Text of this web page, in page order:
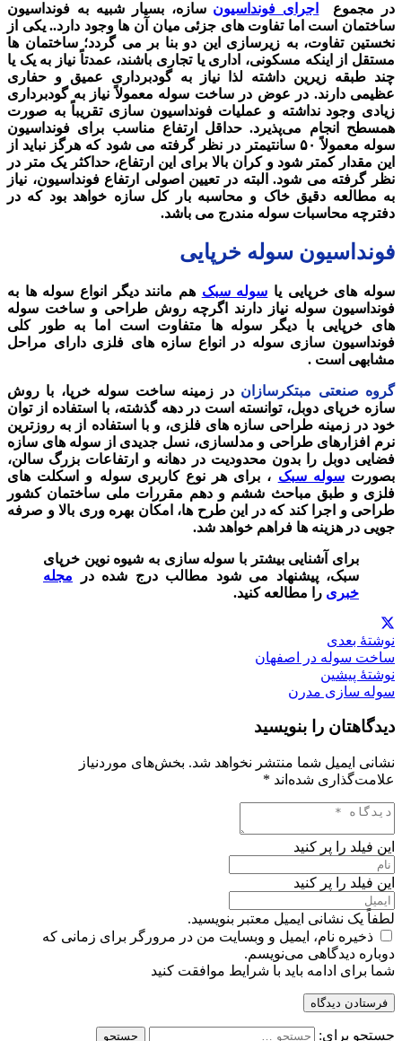
در مجموع اجرای فونداسیون سازه، بسیار شبیه به فونداسیون
ساختمان است اما تفاوت های جزئی میان آن ها وجود دارد.. یکی از
نخستین تفاوت، به زیرسازی این دو بنا بر می گردد؛ ساختمان ها
مستقل از اینکه مسکونی، اداری یا تجاری باشند، عمدتاً نیاز به یک یا
چند طبقه زیرین داشته لذا نیاز به گودبرداری عمیق و حفاری
عظیمی دارند. در عوض در ساخت سوله معمولاً نیاز به گودبرداری
زیادی وجود نداشته و عملیات فونداسیون سازی تقریباً به صورت
همسطح انجام می‌پذیرد. حداقل ارتفاع مناسب برای فونداسیون
سوله معمولاً ۵۰ سانتیمتر در نظر گرفته می شود که هرگز نباید از
این مقدار کمتر شود و کران بالا برای این ارتفاع، حداکثر یک متر در
نظر گرفته می شود. البته در تعیین اصولی ارتفاع فونداسیون، نیاز
به مطالعه دقیق خاک و محاسبه بار کل سازه خواهد بود که در
دفترچه محاسبات سوله مندرج می باشد.
فونداسیون سوله خرپایی
سوله های خرپایی یا سوله سبک هم مانند دیگر انواع سوله ها به
فونداسیون سوله نیاز دارند اگرچه روش طراحی و ساخت سوله
های خرپایی با دیگر سوله ها متفاوت است اما به طور کلی
فونداسیون سازی سوله در انواع سازه های فلزی دارای مراحل
مشابهی است .
گروه صنعتی مبتکرسازان در زمینه ساخت سوله خرپا، با روش
سازه خرپای دوبل، توانسته است در دهه گذشته، با استفاده از توان
خود در زمینه طراحی سازه های فلزی، و با استفاده از به روزترین
نرم افزارهای طراحی و مدلسازی، نسل جدیدی از سوله های سازه
فضایی دوبل را بدون محدودیت در دهانه و ارتفاعات بزرگ سالن،
بصورتسوله سبک ، برای هر نوع کاربری سوله و اسکلت های
فلزی و طبق مباحث ششم و دهم مقررات ملی ساختمان کشور
طراحی و اجرا کند که در این طرح ها، امکان بهره وری بالا و صرفه
جویی در هزینه ها فراهم خواهد شد.
برای آشنایی بیشتر با سوله سازی به شیوه نوین خرپای
سبک، پیشنهاد می شود مطالب درج شده در مجله
خبری را مطالعه کنید.
نوشتهٔ بعدی
ساخت سوله در اصفهان
نوشتهٔ پیشین
سوله سازی مدرن
دیدگاهتان را بنویسید
نشانی ایمیل شما منتشر نخواهد شد. بخش‌های موردنیاز
علامت‌گذاری شده‌اند *
این فیلد را پر کنید
این فیلد را پر کنید
لطفاً یک نشانی ایمیل معتبر بنویسید.
ذخیره نام، ایمیل و وبسایت من در مرورگر برای زمانی که
دوباره دیدگاهی می‌نویسم.
شما برای ادامه باید با شرایط موافقت کنید
فرستادن دیدگاه
جستجو برای: